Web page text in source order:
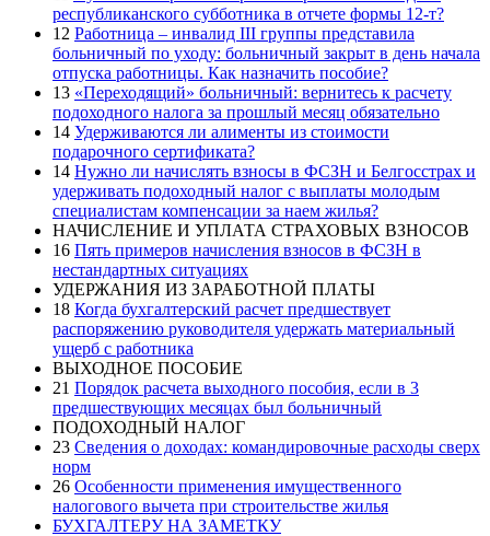
республиканского субботника в отчете формы 12-т?
12 Работница – инвалид III группы представила
больничный по уходу: больничный закрыт в день начала
отпуска работницы. Как назначить пособие?
13 «Переходящий» больничный: вернитесь к расчету
подоходного налога за прошлый месяц обязательно
14 Удерживаются ли алименты из стоимости
подарочного сертификата?
14 Нужно ли начислять взносы в ФСЗН и Белгосстрах и
удерживать подоходный налог с выплаты молодым
специалистам компенсации за наем жилья?
НАЧИСЛЕНИЕ И УПЛАТА СТРАХОВЫХ ВЗНОСОВ
16 Пять примеров начисления взносов в ФСЗН в
нестандартных ситуациях
УДЕРЖАНИЯ ИЗ ЗАРАБОТНОЙ ПЛАТЫ
18 Когда бухгалтерский расчет предшествует
распоряжению руководителя удержать материальный
ущерб с работника
ВЫХОДНОЕ ПОСОБИЕ
21 Порядок расчета выходного пособия, если в 3
предшествующих месяцах был больничный
ПОДОХОДНЫЙ НАЛОГ
23 Сведения о доходах: командировочные расходы сверх
норм
26 Особенности применения имущественного
налогового вычета при строительстве жилья
БУХГАЛТЕРУ НА ЗАМЕТКУ